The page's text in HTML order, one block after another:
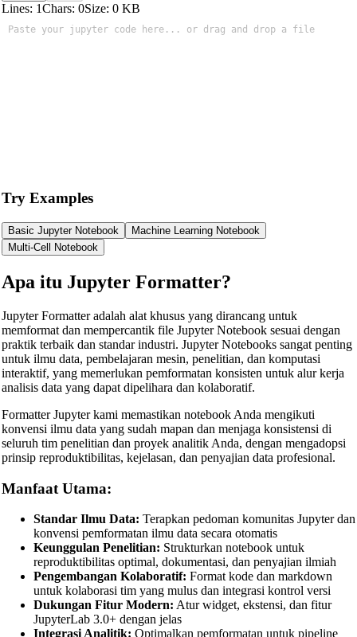
🔗 Related Tools
📝 Formatter & Beautifier Kode
🔧 TOOLS
HTML Beautifier
Lines: 1Chars: 0Size: 0KB
Try Examples
Basic Jupyter Notebook
Machine Learning Notebook
Multi-Cell Notebook
Apa itu Jupyter Formatter?
Jupyter Formatter adalah alat khusus yang dirancang untuk
memformat dan mempercantik file Jupyter Notebook sesuai dengan
praktik terbaik dan standar industri. Jupyter Notebooks sangat penting
untuk ilmu data, pembelajaran mesin, penelitian, dan komputasi
interaktif, yang memerlukan pemformatan konsisten untuk alur kerja
analisis data yang dapat dipelihara dan kolaboratif.
Formatter Jupyter kami memastikan notebook Anda mengikuti
konvensi ilmu data yang sudah mapan dan menjaga konsistensi di
seluruh tim penelitian dan proyek analitik Anda, dengan mengadopsi
prinsip reproduktibilitas, kejelasan, dan penyajian data profesional.
Manfaat Utama:
Standar Ilmu Data: Terapkan pedoman komunitas Jupyter dan
konvensi pemformatan ilmu data secara otomatis
Keunggulan Penelitian: Strukturkan notebook untuk
reproduktibilitas optimal, dokumentasi, dan penyajian ilmiah
Pengembangan Kolaboratif: Format kode dan markdown
untuk kolaborasi tim yang mulus dan integrasi kontrol versi
Dukungan Fitur Modern: Atur widget, ekstensi, dan fitur
JupyterLab 3.0+ dengan jelas
Integrasi Analitik: Optimalkan pemformatan untuk pipeline